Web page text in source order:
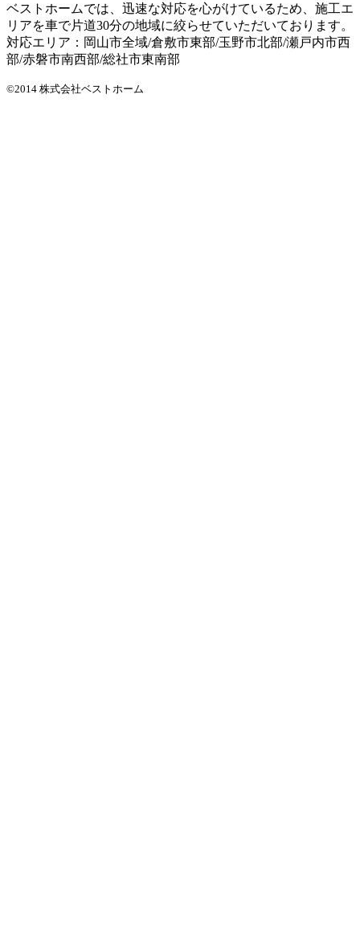
ベストホームでは、迅速な対応を心がけているため、施工エ
リアを車で片道30分の地域に絞らせていただいております。
対応エリア：岡山市全域/倉敷市東部/玉野市北部/瀬戸内市西
部/赤磐市南西部/総社市東南部
©2014 株式会社ベストホーム